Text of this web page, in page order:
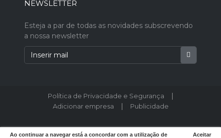
NEWSLETTER
Esteja a par de todas as novidades subscrevendo
a nossa newsletter
Política de Privacidade e Segurança |
Adicionar empresa | Publicidade
© 2026 Postodeturismo.pt - Todos os direitos reservados. Designed by
Ao continuar a navegar está a concordar com a utilização de Aceitar